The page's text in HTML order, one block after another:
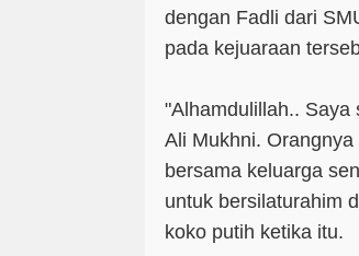
dengan Fadli dari
pada kejuaraan
"Alhamdulillah.. Saya
Ali Mukhni.
bersama keluarga
untuk bersilaturahim
koko putih ketika itu.